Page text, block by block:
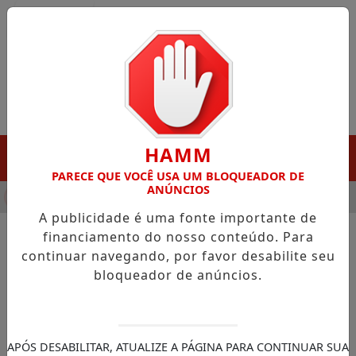
DESTAQUE EM PORTO GRANDE COM ATUAÇÃO VOLTADA
NOTÍCIAS/FERREIRA GOMES
Prefeito Alessandro
Plano Diretor da Bacia
HAMM
PARECE QUE VOCÊ USA UM BLOQUEADOR DE
ANÚNCIOS
A publicidade é uma fonte importante de
financiamento do nosso conteúdo. Para
continuar navegando, por favor desabilite seu
bloqueador de anúncios.
APÓS DESABILITAR, ATUALIZE A PÁGINA PARA CONTINUAR SUA